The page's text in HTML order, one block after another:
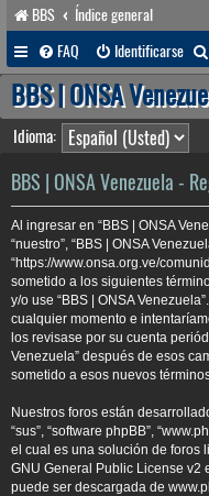
BBS
Índice general
FAQ
Identificarse
BBS | ONSA
Idioma:
BBS | ONSA Venezuela -
Al ingresar en “BBS | ONSA
“nuestro”, “BBS | ONSA
“https://www.onsa.org.ve/
sometido a los siguientes
y/o use “BBS | ONSA
cualquier momento e
los revisase por su cuenta
Venezuela” después de esos
sometido a esos nuevos
Nuestros foros están
“sus”, “software phpBB”,
el cual es una solución de foros
GNU General Public License v2
puede ser descargada de